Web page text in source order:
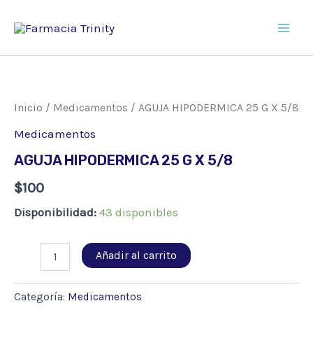
Inicio / Medicamentos / AGUJA HIPODERMICA 25 G X 5/8
Medicamentos
AGUJA HIPODERMICA 25 G X 5/8
$100
Disponibilidad: 43 disponibles
HIPODERMICA
G
Añadir al carrito
Categoría: Medicamentos